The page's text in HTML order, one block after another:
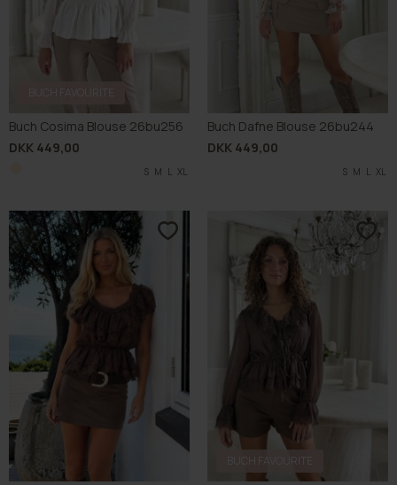
Buch Cosima Blouse 26bu256
DKK 449,00
S M L XL
Buch Dafne Blouse 26bu244
DKK 449,00
S M L XL
BUCH FAVOURITE